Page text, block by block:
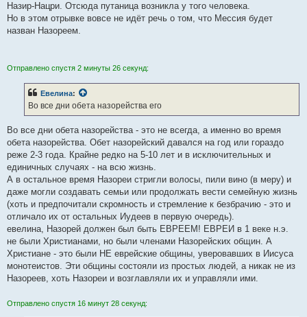
Назир-Нацри. Отсюда путаница возникла у того человека.
Но в этом отрывке вовсе не идёт речь о том, что Мессия будет
назван Назореем.
Отправлено спустя 2 минуты 26 секунд:
Евелина:
Во все дни обета назорейства его
Во все дни обета назорейства - это не всегда, а именно во время
обета назорейства. Обет назорейский давался на год или гораздо
реже 2-3 года. Крайне редко на 5-10 лет и в исключительных и
единичных случаях - на всю жизнь.
А в остальное время Назореи стригли волосы, пили вино (в меру) и
даже могли создавать семьи или продолжать вести семейную жизнь
(хоть и предпочитали скромность и стремление к безбрачию - это и
отличало их от остальных Иудеев в первую очередь).
евелина, Назорей должен был быть ЕВРЕЕМ! ЕВРЕИ в 1 веке н.э.
не были Христианами, но были членами Назорейских общин. А
Христиане - это были НЕ еврейские общины, уверовавших в Иисуса
монотеистов. Эти общины состояли из простых людей, а никак не из
Назореев, хоть Назореи и возглавляли их и управляли ими.
Отправлено спустя 16 минут 28 секунд: